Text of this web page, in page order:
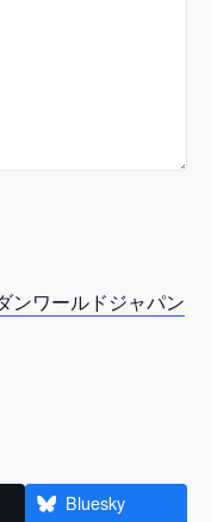
ワールドジャパン
Bluesky